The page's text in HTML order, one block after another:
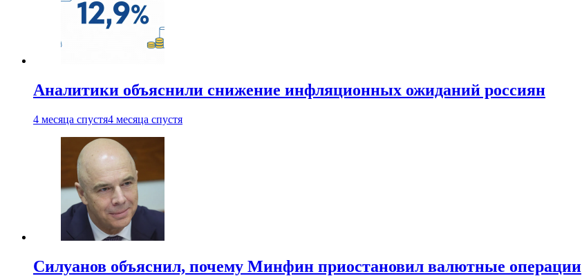
Аналитики объяснили снижение инфляционных ожиданий россиян
4 месяца спустя4 месяца спустя
Силуанов объяснил, почему Минфин приостановил валютные операции